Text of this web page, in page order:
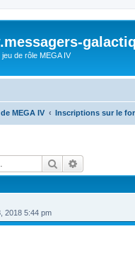
de rôle MEGA IV
MEGA IV Inscriptions sur le
Rechercher
2018 5:44 pm